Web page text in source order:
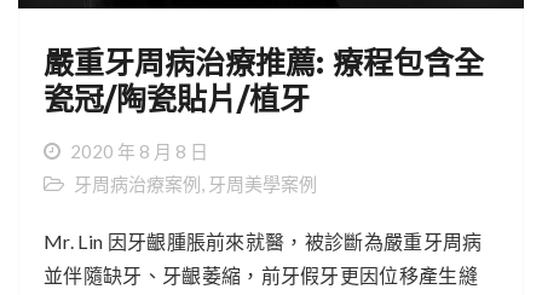
嚴重牙周病治療推薦: 療程包含全
瓷冠/陶瓷貼片/植牙
2020 年 8 月 8 日
牙周病治療案例, 牙周美學案例
Mr. Lin 因牙齦腫脹前來就醫，被診斷為嚴重牙周病
並伴隨缺牙、牙齦萎縮，前牙假牙更因位移產生縫